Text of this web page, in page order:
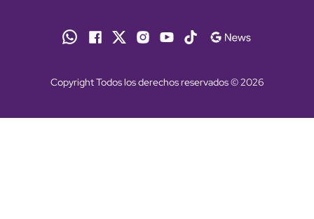
Copyright Todos los derechos reservados © 2026